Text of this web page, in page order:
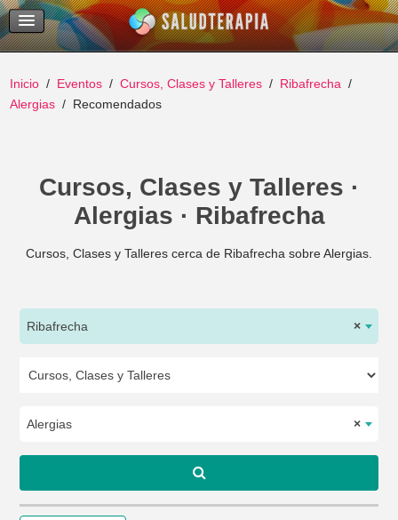
Temas Recientes
Buscar
Inicio Eventos Cursos, Clases y Talleres
Ribafrecha
Alergias
Recomendados
Cursos, Clases y Talleres ·
Alergias · Ribafrecha
Cursos, Clases y Talleres cerca de Ribafrecha sobre Alergias.
×
Ribafrecha
×
Alergias